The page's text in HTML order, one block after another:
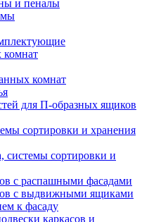
и пеналы
комнат
комнат
для П-образных ящиков
сортировки и хранения
системы сортировки и
с распашными фасадами
с выдвижными ящиками
к фасаду
каркасов и